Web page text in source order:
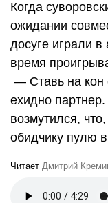
Когда
ожидании
досуге играли
время
— Ставь на
ехидно
возмутился,
обидчику пулю
Читает Дмитрий